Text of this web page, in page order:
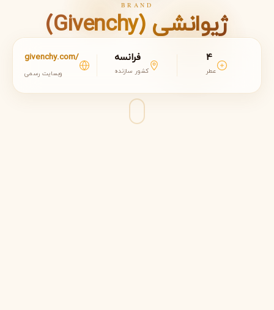
BRAND
ژیوانشی (Givenchy)
4
عطر
فرانسه
کشور سازنده
givenchy.com/
وبسایت رسمی